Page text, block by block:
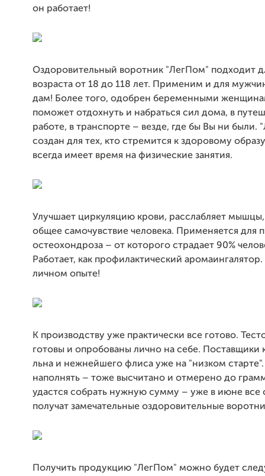
он работает!
Оздоровительный воротник "ЛегПом" подходит
возраста от 18 до 118 лет. Применим и для
дам! Более того, одобрен беременными
поможет отдохнуть и набраться сил дома, в
работе, в транспорте – везде, где бы Вы ни были.
создан для тех, кто стремится к здоровому
всегда имеет время на физические занятия.
Улучшает циркуляцию крови, расслабляет
общее самочувствие человека. Применяется для
остеохондроза – от которого страдает 90%
Работает, как профилактический
личном опыте!
К производству уже практически все готово.
готовы и опробованы лично на себе. Поставщики
льна и нежнейшего флиса уже на "низком
наполнять – тоже высчитано и отмерено до
удастся собрать нужную сумму – уже в июне все
получат замечательные оздоровительные
Получить продукцию "ЛегПом" можно будет